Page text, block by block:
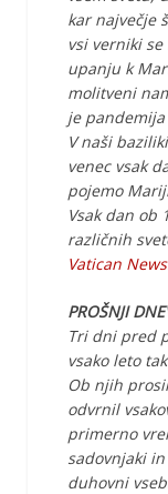
kar največje
vsi verniki
upanju k
molitveni
je
V naši
venec vsak
pojemo
Vsak dan ob
različnih
Vatican News
PROŠNJI
Tri dni pred
vsako leto
Ob njih
odvrnil
primerno
sadovnjaki
duhovni